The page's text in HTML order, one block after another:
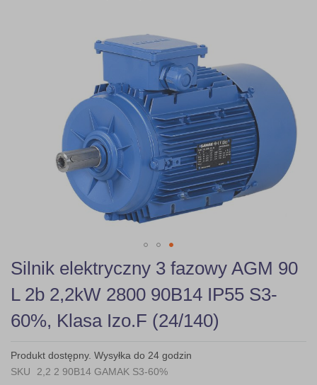
Skip
to
the
beginning
of
the
gallery
Silnik elektryczny 3 fazowy AGM 90
L 2b 2,2kW 2800 90B14 IP55 S3-
60%, Klasa Izo.F (24/140)
Produkt dostępny. Wysyłka do 24 godzin
SKU
2,2 2 90B14 GAMAK S3-60%